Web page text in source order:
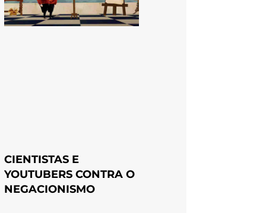
CIENTISTAS E
YOUTUBERS CONTRA O
NEGACIONISMO